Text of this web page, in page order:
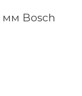
мм Bosch